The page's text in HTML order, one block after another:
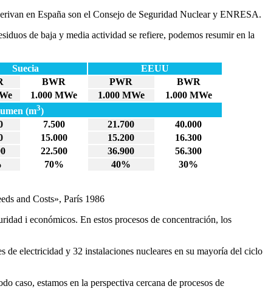
en España son el Consejo de Seguridad Nuclear y ENRESA.
de baja y media actividad se refiere, podemos resumir en la
Suecia
EEUU
BWR PWR
BWR
1.000 MWe 1.000 MWe
1.000 MWe
(m3)
7.500 21.700
40.000
15.000 15.200
16.300
22.500 36.900
56.300
70% 40% 30%
and Costs», París 1986
i económicos. En estos procesos de concentración, los
de electricidad y 32 instalaciones nucleares en su mayoría del ciclo
caso, estamos en la perspectiva cercana de procesos de